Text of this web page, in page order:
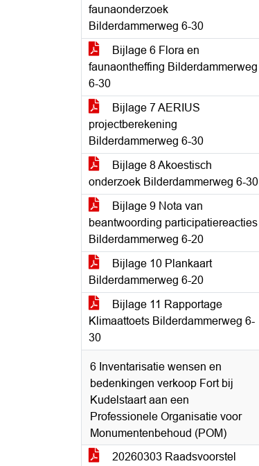
faunaonderzoek
Bilderdammerweg 6-30
Bijlage 6 Flora en
faunaontheffing Bilderdammerweg
6-30
Bijlage 7 AERIUS
projectberekening
Bilderdammerweg 6-30
Bijlage 8 Akoestisch
onderzoek Bilderdammerweg 6-30
Bijlage 9 Nota van
beantwoording participatiereacties
Bilderdammerweg 6-20
Bijlage 10 Plankaart
Bilderdammerweg 6-20
Bijlage 11 Rapportage
Klimaattoets Bilderdammerweg 6-
30
6 Inventarisatie wensen en
bedenkingen verkoop Fort bij
Kudelstaart aan een
Professionele Organisatie voor
Monumentenbehoud (POM)
20260303 Raadsvoorstel